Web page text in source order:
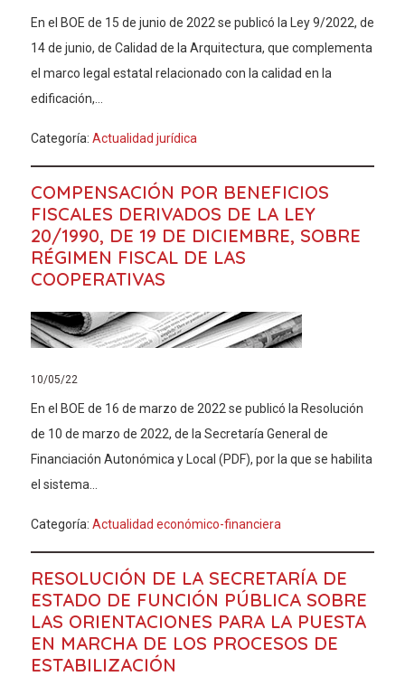
En el BOE de 15 de junio de 2022 se publicó la Ley 9/2022, de
14 de junio, de Calidad de la Arquitectura, que complementa
el marco legal estatal relacionado con la calidad en la
edificación,...
Categoría: Actualidad jurídica
COMPENSACIÓN POR BENEFICIOS
FISCALES DERIVADOS DE LA LEY
20/1990, DE 19 DE DICIEMBRE, SOBRE
RÉGIMEN FISCAL DE LAS
COOPERATIVAS
10/05/22
En el BOE de 16 de marzo de 2022 se publicó la Resolución
de 10 de marzo de 2022, de la Secretaría General de
Financiación Autonómica y Local (PDF), por la que se habilita
el sistema...
Categoría: Actualidad económico-financiera
RESOLUCIÓN DE LA SECRETARÍA DE
ESTADO DE FUNCIÓN PÚBLICA SOBRE
LAS ORIENTACIONES PARA LA PUESTA
EN MARCHA DE LOS PROCESOS DE
ESTABILIZACIÓN